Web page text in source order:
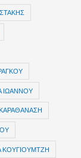
ΙΩΑΝΝΟΥ
ΚΟΥΓΙΟΥΜΤΖΗ